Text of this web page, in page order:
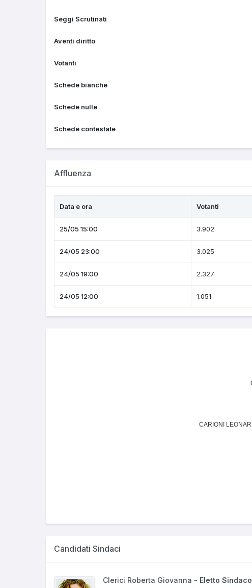
Seggi Scrutinati
Aventi diritto
Votanti
Schede bianche
Schede nulle
Schede contestate
Affluenza
Data e ora Votanti
25/05 15:00 3.902
24/05 23:00 3.025
24/05 19:00 2.327
24/05 12:00 1.051
Candidati Sindaci
Clerici Roberta Giovanna - Eletto Sindaco